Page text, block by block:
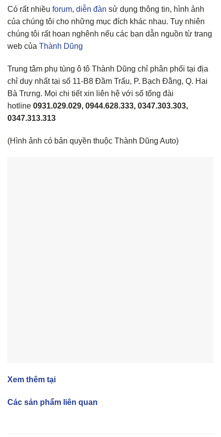
Có rất nhiều forum, diễn đàn sử dụng thông tin, hình ảnh
của chúng tôi cho những mục đích khác nhau. Tuy nhiên
chúng tôi rất hoan nghênh nếu các bạn dẫn nguồn từ trang
web của Thành Dũng
Trung tâm phụ tùng ô tô Thành Dũng chỉ phân phối tại địa
chỉ duy nhất tại số 11-B8 Đầm Trấu, P. Bạch Đằng, Q. Hai
Bà Trưng. Mọi chi tiết xin liên hệ với số tổng đài
hotline 0931.029.029, 0944.628.333, 0347.303.303,
0347.313.313
(Hình ảnh có bản quyền thuộc Thành Dũng Auto)
Xem thêm tại
Các sản phẩm liên quan